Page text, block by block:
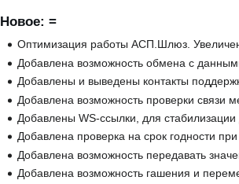
навигации
поиску
Новое: =
Оптимизация работы АСП.Шлюз.
Добавлена возможность обмена с
Добавлены и выведены контакты
Добавлена возможность проверки связи
Добавлены WS-ссылки, для стабилизации
Добавлена проверка на срок годности
Добавлена возможность передавать
Добавлена возможность гашения и